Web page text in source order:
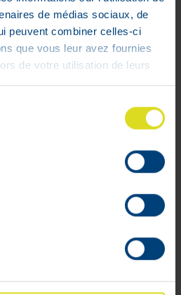
de médias sociaux, de
peuvent combiner celles-ci
que vous leur avez fournies
de votre utilisation de leurs